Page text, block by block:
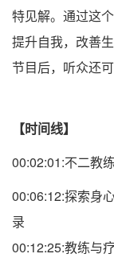
特见解。通过这
提升自我，改善
节目后，听众还
【时间线】
00:02:01:不二教
00:06:12:探索身
录
00:12:25:教练与